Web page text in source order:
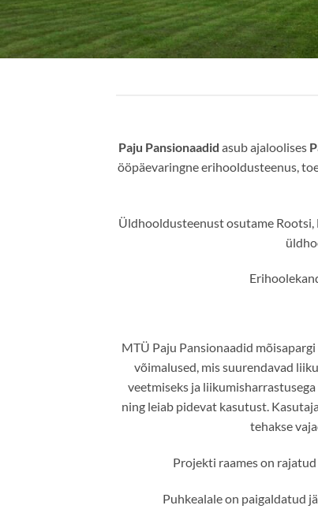
Paju Pansionaadid asub ajaloolises
ööpäevaringne erihooldusteenus,
Üldhooldusteenust osutame Rootsi,
MTÜ Paju Pansionaadid
võimalused, mis suurendavad
veetmiseks ja
ning leiab pidevat kasutust.
tehakse
Projekti raames on
Puhkealale on paigaldatud